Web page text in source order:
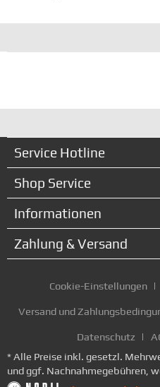
Service Hotline
Shop Service
Informationen
Zahlung & Versand
Cookie-Einstellungen
Versand und
Datenschutz
* Alle Preise inkl. gesetzl.
und ggf. Nachnahmegebühren,